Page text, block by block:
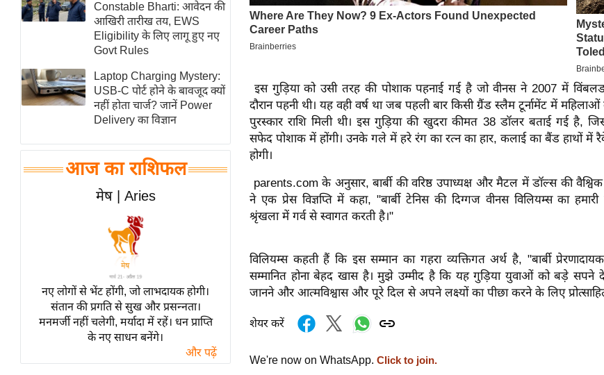
समसामयिक
मातृभूमि
एम.
आर.
आई.
समीक्षा
धर्म
ज्योतिष
त्योहार
राशिफल
विशेष
Constable Bharti: आवेदन की
आखिरी तारीख तय, EWS
Eligibility के लिए लागू हुए नए
Govt Rules
Laptop Charging Mystery:
USB-C पोर्ट होने के बावजूद क्यों
नहीं होता चार्ज? जानें Power
Delivery का विज्ञान
आज का राशिफल
मेष | Aries
नए लोगों से भेंट होंगी, जो लाभदायक होगी।
संतान की प्रगति से सुख और प्रसन्नता।
मनमर्जी नहीं चलेगी, मर्यादा में रहें। धन प्राप्ति
के नए साधन बनेंगे।
और पढ़ें
इस गुड़िया को उसी तरह की पोशाक पहनाई गई है जो वीनस ने 2007 में
दौरान पहनी थी। यह वही वर्ष था जब पहली बार किसी ग्रैंड स्लैम टूर्नामेंट में
पुरस्कार राशि मिली थी। इस गुड़िया की खुदरा कीमत 38 डॉलर बताई गई है,
सफेद पोशाक में होंगी। उनके गले में हरे रंग का रत्न का हार, कलाई का बैंड हाथों में
होगी।
parents.com के अनुसार, बार्बी की वरिष्ठ उपाध्यक्ष और मैटल में डॉल्स की वैश्विक
ने एक प्रेस विज्ञप्ति में कहा, "बार्बी टेनिस की दिग्गज वीनस विलियम्स का हमारी
श्रृंखला में गर्व से स्वागत करती है।"
विलियम्स कहती हैं कि इस सम्मान का गहरा व्यक्तिगत अर्थ है, "बार्बी
सम्मानित होना बेहद खास है। मुझे उम्मीद है कि यह गुड़िया युवाओं को बड़े
जानने और आत्मविश्वास और पूरे दिल से अपने लक्ष्यों का पीछा करने के लिए
शेयर करें
We're now on WhatsApp. Click to join.